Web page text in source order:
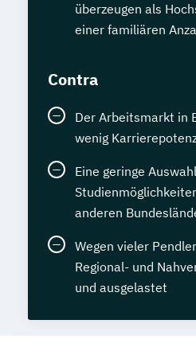
überzeugen als
einer familiären
Contra
Der Arbeitsmarkt in
wenig
Eine geringe
anderen
Wegen vieler
Regional- und
und ausgelastet